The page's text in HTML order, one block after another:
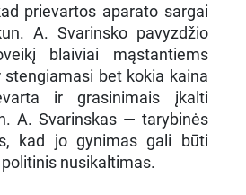
prievartos aparato sargai
A. Svarinsko pavyzdžio
blaiviai mąstantiems
bet kokia kaina
ir grasinimais įkalti
A. Svarinskas — tarybinės
kad jo gynimas gali būti
nusikaltimas.